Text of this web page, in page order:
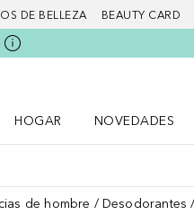
DE BELLEZA BEAUTY CARD
HOGAR
NOVEDADES
de hombre Desodorantes